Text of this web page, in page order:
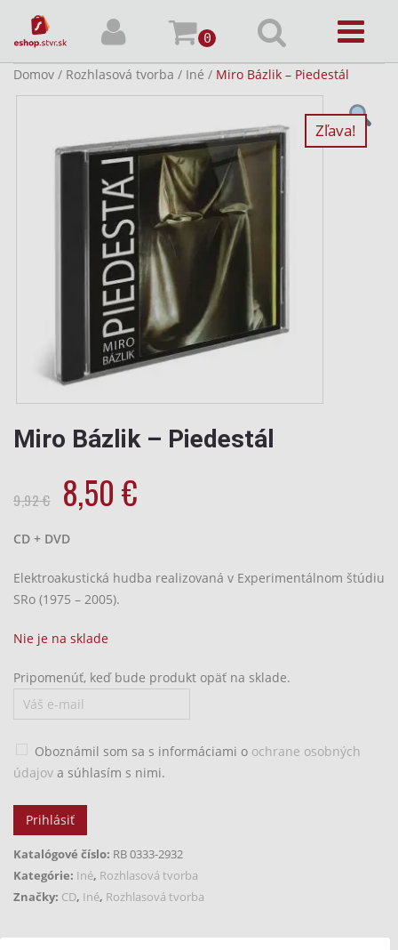
0
Domov / Rozhlasová tvorba / Iné / Miro Bázlik – Piedestál
Zľava!
Miro Bázlik – Piedestál
9,92€ Pôvodná
cena
bola:
9,92
€.
8,50€Aktuálna
cena
€.
CD + DVD
Elektroakustická hudba realizovaná v Experimentálnom štúdiu
SRo (1975 – 2005).
Nie je na sklade
Pripomenúť, keď bude produkt opäť na sklade.
Oboznámil som sa s informáciami o ochrane osobných
údajov a súhlasím s nimi.
Prihlásiť
Katalógové číslo: RB 0333-2932
Kategórie: Iné, Rozhlasová tvorba
Značky: CD, Iné, Rozhlasová tvorba